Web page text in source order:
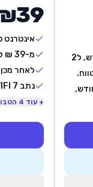
39
אינטרנט
מ-39 ₪ לחודש ל-2 החודשים הראשונים
לאחר מכן מ-139 ₪
נתב WIFI 7 כלול בתוכנית
+ עוד 4